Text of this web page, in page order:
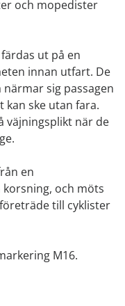
och mopedister
ut på en
innan utfart. De
sig passagen
kan ske utan fara.
väjningsplikt när de
en
och möts
till cyklister
M16.